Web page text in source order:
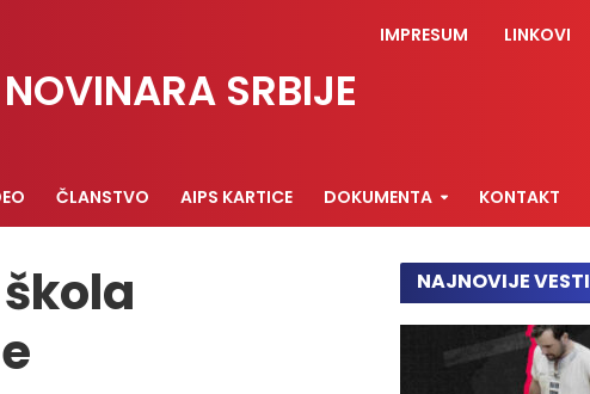
SRBIJE
IMPRESUM LINKOVI
ČLANSTVO AIPS KARTICE DOKUMENTA KONTAKT
NAJNOVIJE VESTI